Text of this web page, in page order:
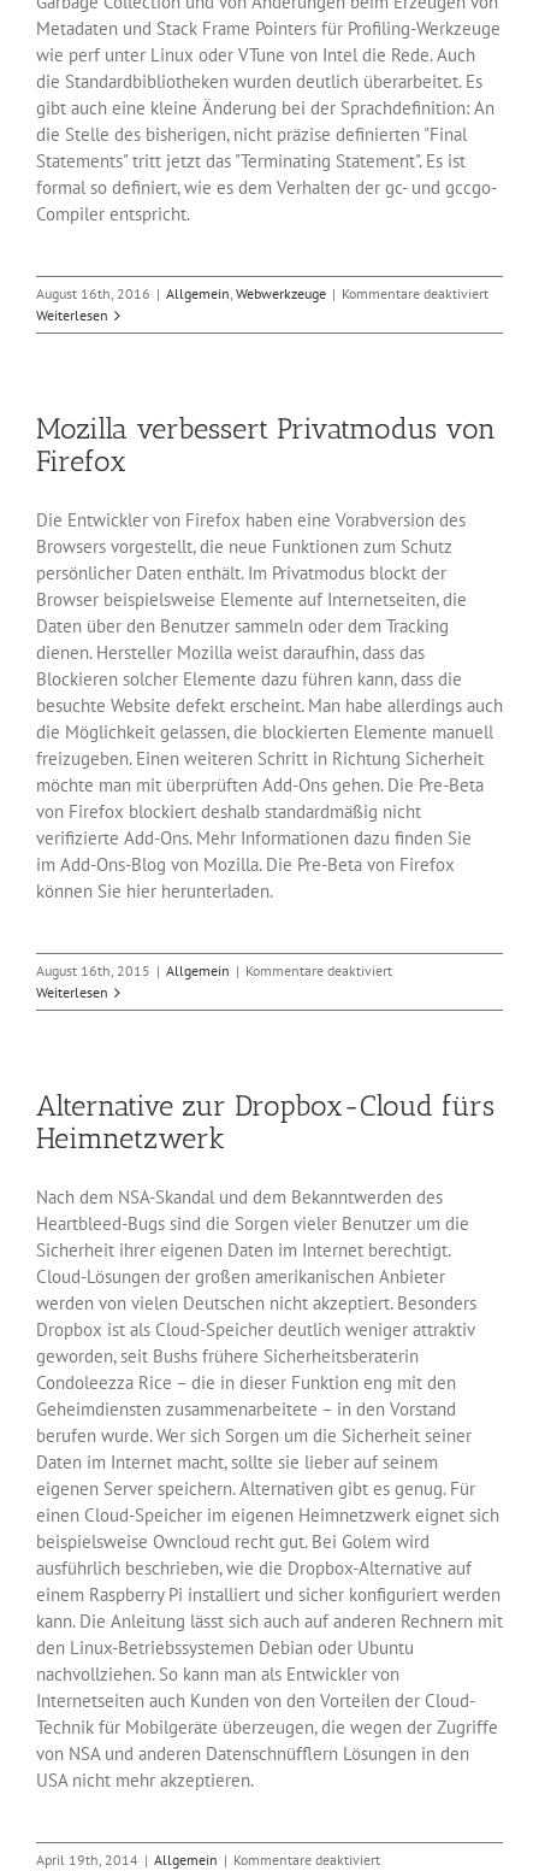
Metadaten und Stack Frame Pointers für Profiling-Werkzeuge
wie perf unter Linux oder VTune von Intel die Rede. Auch
die Standardbibliotheken wurden deutlich überarbeitet. Es
gibt auch eine kleine Änderung bei der Sprachdefinition: An
die Stelle des bisherigen, nicht präzise definierten "Final
Statements" tritt jetzt das "Terminating Statement". Es ist
formal so definiert, wie es dem Verhalten der gc- und gccgo-
Compiler entspricht.
August 16th, 2016 | Allgemein, Webwerkzeuge | Kommentare deaktiviertfür
in
Weiterlesen
Mozilla verbessert Privatmodus von
Firefox
Die Entwickler von Firefox haben eine Vorabversion des
Browsers vorgestellt, die neue Funktionen zum Schutz
persönlicher Daten enthält. Im Privatmodus blockt der
Browser beispielsweise Elemente auf Internetseiten, die
Daten über den Benutzer sammeln oder dem Tracking
dienen. Hersteller Mozilla weist daraufhin, dass das
Blockieren solcher Elemente dazu führen kann, dass die
besuchte Website defekt erscheint. Man habe allerdings auch
die Möglichkeit gelassen, die blockierten Elemente manuell
freizugeben. Einen weiteren Schritt in Richtung Sicherheit
möchte man mit überprüften Add-Ons gehen. Die Pre-Beta
von Firefox blockiert deshalb standardmäßig nicht
verifizierte Add-Ons. Mehr Informationen dazu finden Sie
im Add-Ons-Blog von Mozilla. Die Pre-Beta von Firefox
können Sie hier herunterladen.
August 16th, 2015 | Allgemein | Kommentare deaktiviertfür
verbessert
Weiterlesen
Alternative zur Dropbox-Cloud fürs
Heimnetzwerk
Nach dem NSA-Skandal und dem Bekanntwerden des
Heartbleed-Bugs sind die Sorgen vieler Benutzer um die
Sicherheit ihrer eigenen Daten im Internet berechtigt.
Cloud-Lösungen der großen amerikanischen Anbieter
werden von vielen Deutschen nicht akzeptiert. Besonders
Dropbox ist als Cloud-Speicher deutlich weniger attraktiv
geworden, seit Bushs frühere Sicherheitsberaterin
Condoleezza Rice – die in dieser Funktion eng mit den
Geheimdiensten zusammenarbeitete – in den Vorstand
berufen wurde. Wer sich Sorgen um die Sicherheit seiner
Daten im Internet macht, sollte sie lieber auf seinem
eigenen Server speichern. Alternativen gibt es genug. Für
einen Cloud-Speicher im eigenen Heimnetzwerk eignet sich
beispielsweise Owncloud recht gut. Bei Golem wird
ausführlich beschrieben, wie die Dropbox-Alternative auf
einem Raspberry Pi installiert und sicher konfiguriert werden
kann. Die Anleitung lässt sich auch auf anderen Rechnern mit
den Linux-Betriebssystemen Debian oder Ubuntu
nachvollziehen. So kann man als Entwickler von
Internetseiten auch Kunden von den Vorteilen der Cloud-
Technik für Mobilgeräte überzeugen, die wegen der Zugriffe
von NSA und anderen Datenschnüfflern Lösungen in den
USA nicht mehr akzeptieren.
April 19th, 2014 | Allgemein | Kommentare deaktiviertfür